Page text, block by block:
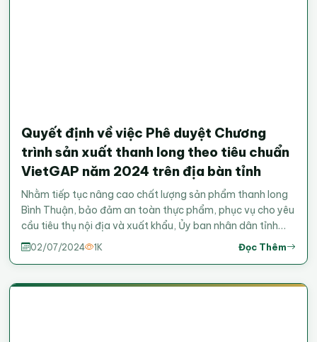
Quyết định về việc Phê duyệt Chương
trình sản xuất thanh long theo tiêu chuẩn
VietGAP năm 2024 trên địa bàn tỉnh
Nhằm tiếp tục nâng cao chất lượng sản phẩm thanh long
Bình Thuận, bảo đảm an toàn thực phẩm, phục vụ cho yêu
cầu tiêu thụ nội địa và xuất khẩu, Ủy ban nhân dân tỉnh
phê duyệt chương trình sản xuất thanh long theo tiêu
chuẩn VietGAP năm 2024 cụ thể như sau, xem nội dung
02/07/2024 1K Đọc Thêm